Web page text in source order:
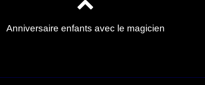
Anniversaire enfants avec le magicien